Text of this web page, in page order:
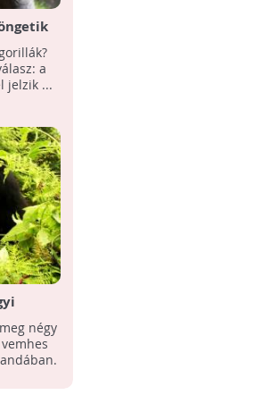
a
jelzik ...
négy